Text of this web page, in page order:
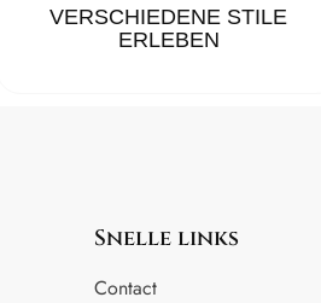
VERSCHIEDENE STILE
ERLEBEN
Snelle links
Contact